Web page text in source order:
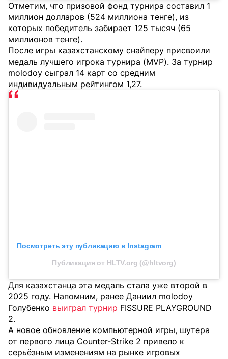
Отметим, что призовой фонд турнира составил 1
миллион долларов (524 миллиона тенге), из
которых победитель забирает 125 тысяч (65
миллионов тенге).
После игры казахстанскому снайперу присвоили
медаль лучшего игрока турнира (MVP). За турнир
molodoy сыграл 14 карт со средним
индивидуальным рейтингом 1,27.
Посмотреть эту публикацию в Instagram
Публикация от HLTV.org (@hltvorg)
Для казахстанца эта медаль стала уже второй в
2025 году. Напомним, ранее Даниил molodoy
Голубенко выиграл турнир FISSURE PLAYGROUND
2.
А новое обновление компьютерной игры, шутера
от первого лица Counter-Strike 2 привело к
серьёзным изменениям на рынке игровых